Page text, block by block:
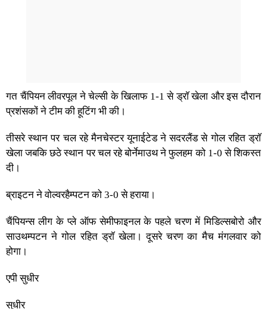
गत चैंपियन लीवरपूल ने चेल्सी के खिलाफ 1-1 से ड्रॉ खेला और इस दौरान
प्रशंसकों ने टीम की हूटिंग भी की।
तीसरे स्थान पर चल रहे मैनचेस्टर यूनाईटेड ने सदरलैंड से गोल रहित ड्रॉ
खेला जबकि छठे स्थान पर चल रहे बोर्नेमाउथ ने फुलहम को 1-0 से शिकस्त
दी।
ब्राइटन ने वोल्वरहैम्पटन को 3-0 से हराया।
चैंपियन्स लीग के प्ले ऑफ सेमीफाइनल के पहले चरण में मिडिल्सबोरो और
साउथम्पटन ने गोल रहित ड्रॉ खेला। दूसरे चरण का मैच मंगलवार को
होगा।
एपी सुधीर
सुधीर